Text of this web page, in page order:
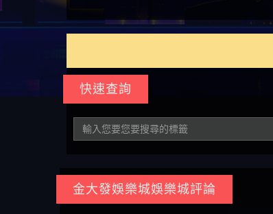
如何拿回被騙資金
通報野原家 Family & Love是詐騙
平台 請遠離
麼辦 本文教你如何拿回被騙
資金
M.L.Edge是詐騙嗎 【M.L.Edge】
M.L.Edge無法出金 被M.L.Edge詐
嗎 Robinhood是不是詐騙
Robinhood是真的嗎 被Robinhood
何拿回被騙資金
zg369】FLTO是詐騙嗎 FLTO是不
是詐騙 FLTO是真的嗎 被FLTO詐
拿回被騙資金
【zg369】八旬老翁被ALYWS詐
騙家破人亡 ALYWS是真的嗎
嗎 （ALYWS）無法出金 請小心
群組暗椿
【其他問題】 一招教你揭秘
新型詐騙手法 （受害者免費
是不是詐騙 當當是真的嗎 當
當是詐騙嗎 六旬老婦深信當
當高獲利回報被騙的家破人
亡
【其他問題】用理性數據指
旅
私】2025 線上老虎機這樣
挑！RTP、波動率和平台安全
的全攻略！
【推薦博弈】這款《ATG 武
俠》老虎機真的猛！玩過才
知道什麼叫超過3萬種中獎方
式！
【推薦博弈】BNG電子遊戲完
整攻略！熱門老虎機、集鴻
運玩法、獨家試玩一次看！
【其他問題】【2025】ATG試
玩必看！戰神賽特51,000倍數
玩法攻略，輕鬆稱霸老虎
【其他問題】「拆解力智投
資詐騙套路緊急追討賴
是詐騙嗎 南部老翁還在癡迷
力智投資高回報獲利 請不要
【其他問題】 【遇天盛商行
騙 天盛商行是真的嗎 天盛商
行是詐騙嗎 被天盛商行詐騙
靈詐騙痛不欲生 大戶e點靈是
真的嗎 大戶e點靈是不是詐騙
持續收割國人中【免費討回
資金賴zg369】弘記投資是詐
【其他問題】 被騙追回賴
【zg369】KnTop利用新型詐騙
【其他問題】機台運算專案
快速查詢
金大發娛樂城娛樂城評論